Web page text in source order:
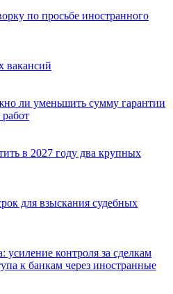
по просьбе иностранного
вакансий
ли уменьшить сумму гарантии
в 2027 году два крупных
для взыскания судебных
усиление контроля за сделкам
к банкам через иностранные